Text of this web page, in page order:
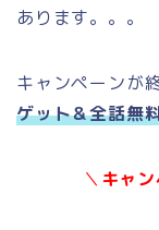
あります。。。
キャンペーンが
ゲット＆全話無
＼ キャ